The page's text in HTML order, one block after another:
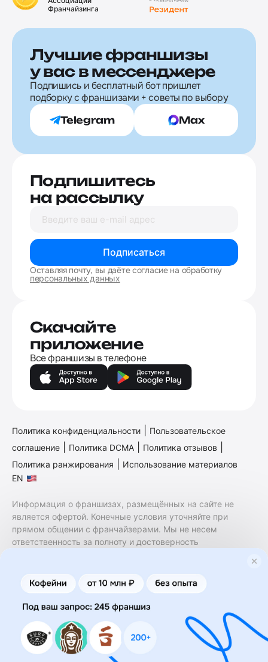
Франчайзинга
Лучшие франшизы
у вас в мессенджере
Подпишись и бесплатный бот пришлет
подборку с франшизами + советы по выбору
Telegram Max
Подпишитесь
на рассылку
Подписаться
Оставляя почту, вы даёте согласие на обработку
персональных данных
Скачайте
приложение
Все франшизы в телефоне
Политика конфиденциальности
Пользовательское
соглашение
Политика DCMA Политика отзывов
Политика ранжирования
Использование материалов
EN
Информация о франшизах, размещённых на сайте не
является офертой. Конечные условия уточняйте при
прямом общении с франчайзерами. Мы не несем
ответственность за полноту и достоверность
финансовые услуги. Заключение договоров
коммерческой концессии (франчайзинга) осуществляется
правообладателями/их представителями. Бизнесменс.ру
не является посредником или представителем
правообладателя и не несет ответственность за условия
предоставления франшизы и действия лиц,
осуществленные на основании информации, имеющейся